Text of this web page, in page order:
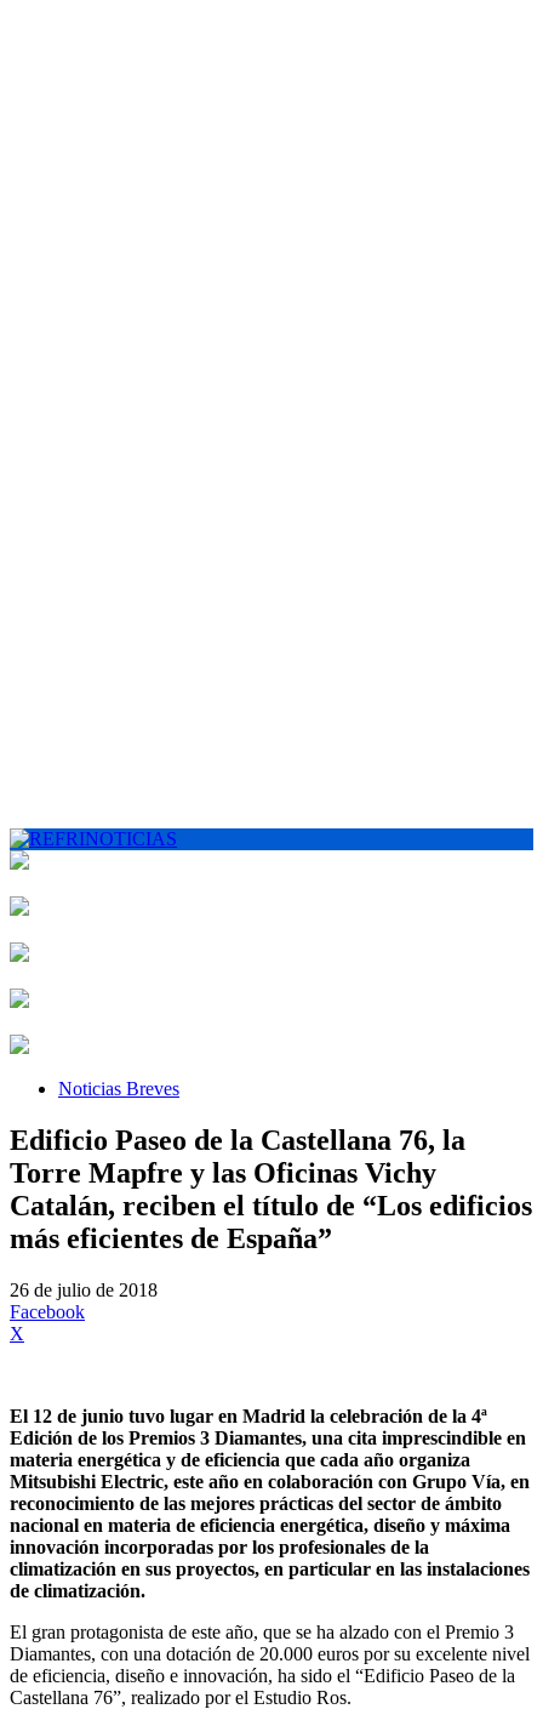
Noticias Breves
Edificio Paseo de la Castellana 76, la
Torre Mapfre y las Oficinas Vichy
Catalán, reciben el título de “Los edificios
más eficientes de España”
26 de julio de 2018
Facebook
X
El 12 de junio tuvo lugar en Madrid la celebración de la 4ª
Edición de los Premios 3 Diamantes, una cita imprescindible en
materia energética y de eficiencia que cada año organiza
Mitsubishi Electric, este año en colaboración con Grupo Vía, en
reconocimiento de las mejores prácticas del sector de ámbito
nacional en materia de eficiencia energética, diseño y máxima
innovación incorporadas por los profesionales de la
climatización en sus proyectos, en particular en las instalaciones
de climatización.
El gran protagonista de este año, que se ha alzado con el Premio 3
Diamantes, con una dotación de 20.000 euros por su excelente nivel
de eficiencia, diseño e innovación, ha sido el “Edificio Paseo de la
Castellana 76”, realizado por el Estudio Ros.